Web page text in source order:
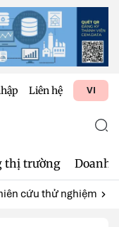
Liên hệ VI
thị trường Doanh
cứu thử nghiệm